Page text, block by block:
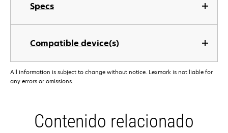
Specs
Compatible device(s)
All information is subject to change without notice. Lexmark is not liable for
any errors or omissions.
Contenido relacionado